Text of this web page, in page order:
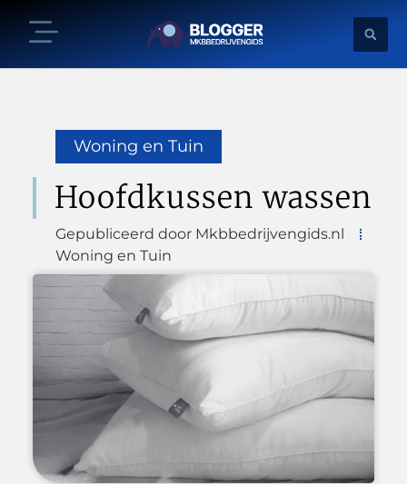
Woning en Tuin
Hoofdkussen wassen
Gepubliceerd door Mkbbedrijvengids.nl
Woning en Tuin